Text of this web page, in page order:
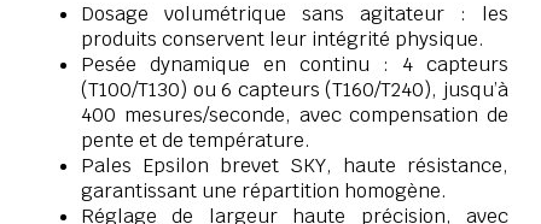
Dosage volumétrique sans agitateur : les
produits conservent leur intégrité physique.
Pesée dynamique en continu : 4 capteurs
(T100/T130) ou 6 capteurs (T160/T240), jusqu’à
400 mesures/seconde, avec compensation de
pente et de température.
Pales Epsilon brevet SKY, haute résistance,
garantissant une répartition homogène.
Réglage de largeur haute précision, avec